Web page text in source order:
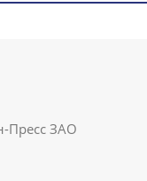
Пресс ЗАО